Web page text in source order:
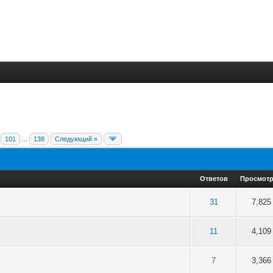
101 138 Следующий »
Ответов
31 7,825
среднем
11 4,109
среднем
7 3,366
среднем